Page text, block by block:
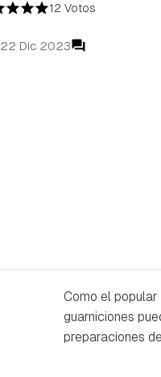
12 Votos
22 Dic 2023
Como el popular
guarniciones
preparaciones